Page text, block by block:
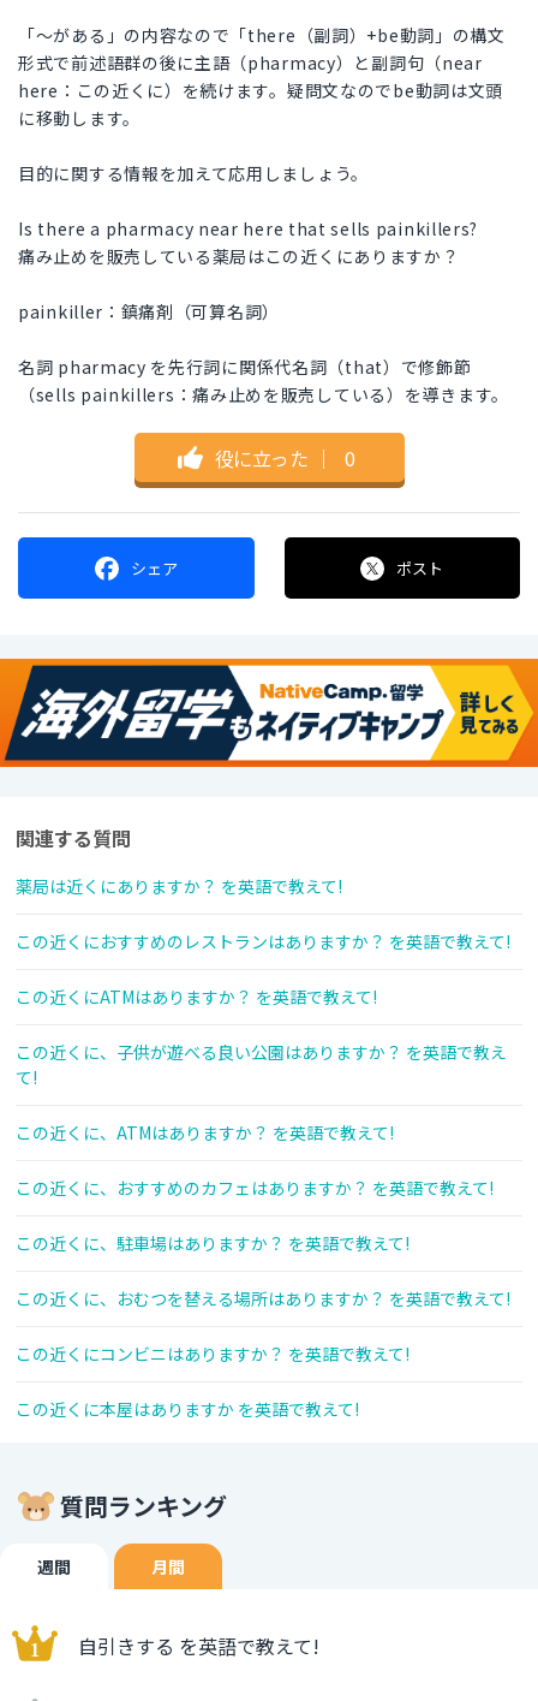
「～がある」の内容なので「there（副詞）+be動詞」の構文
形式で前述語群の後に主語（pharmacy）と副詞句（near
here：この近くに）を続けます。疑問文なのでbe動詞は文頭
に移動します。
目的に関する情報を加えて応用しましょう。
Is there a pharmacy near here that sells painkillers?
痛み止めを販売している薬局はこの近くにありますか？
painkiller：鎮痛剤（可算名詞）
名詞 pharmacy を先行詞に関係代名詞（that）で修飾節
（sells painkillers：痛み止めを販売している）を導きます。
役に立った ｜ 0
シェア ポスト
関連する質問
薬局は近くにありますか？ を英語で教えて!
この近くにおすすめのレストランはありますか？ を英語で教えて!
この近くにATMはありますか？ を英語で教えて!
この近くに、子供が遊べる良い公園はありますか？ を英語で教え
て!
この近くに、ATMはありますか？ を英語で教えて!
この近くに、おすすめのカフェはありますか？ を英語で教えて!
この近くに、駐車場はありますか？ を英語で教えて!
この近くに、おむつを替える場所はありますか？ を英語で教えて!
この近くにコンビニはありますか？ を英語で教えて!
この近くに本屋はありますか を英語で教えて!
質問ランキング
週間 月間
自引きする を英語で教えて!